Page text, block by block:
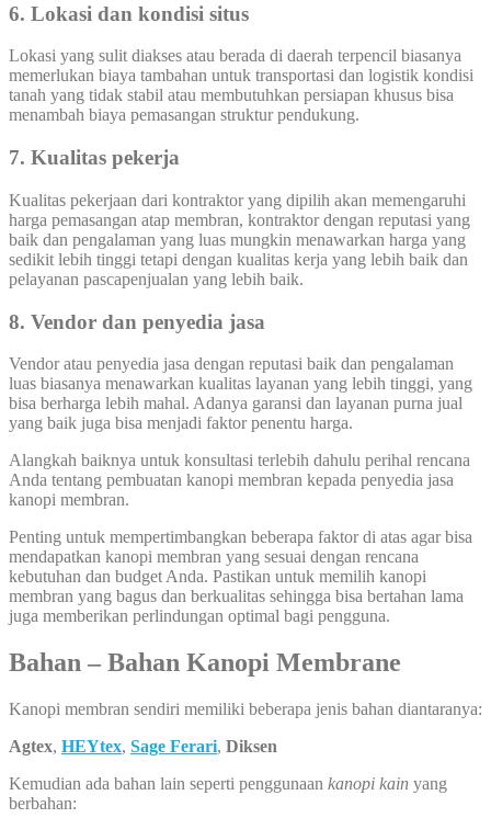
6. Lokasi dan kondisi situs
Lokasi yang sulit diakses atau berada di daerah terpencil biasanya
memerlukan biaya tambahan untuk transportasi dan logistik kondisi
tanah yang tidak stabil atau membutuhkan persiapan khusus bisa
menambah biaya pemasangan struktur pendukung.
7. Kualitas pekerja
Kualitas pekerjaan dari kontraktor yang dipilih akan memengaruhi
harga pemasangan atap membran, kontraktor dengan reputasi yang
baik dan pengalaman yang luas mungkin menawarkan harga yang
sedikit lebih tinggi tetapi dengan kualitas kerja yang lebih baik dan
pelayanan pascapenjualan yang lebih baik.
8. Vendor dan penyedia jasa
Vendor atau penyedia jasa dengan reputasi baik dan pengalaman
luas biasanya menawarkan kualitas layanan yang lebih tinggi, yang
bisa berharga lebih mahal. Adanya garansi dan layanan purna jual
yang baik juga bisa menjadi faktor penentu harga.
Alangkah baiknya untuk konsultasi terlebih dahulu perihal rencana
Anda tentang pembuatan kanopi membran kepada penyedia jasa
kanopi membran.
Penting untuk mempertimbangkan beberapa faktor di atas agar bisa
mendapatkan kanopi membran yang sesuai dengan rencana
kebutuhan dan budget Anda. Pastikan untuk memilih kanopi
membran yang bagus dan berkualitas sehingga bisa bertahan lama
juga memberikan perlindungan optimal bagi pengguna.
Bahan – Bahan Kanopi Membrane
Kanopi membran sendiri memiliki beberapa jenis bahan diantaranya:
Agtex, HEYtex, Sage Ferari, Diksen
Kemudian ada bahan lain seperti penggunaan kanopi kain yang
berbahan: